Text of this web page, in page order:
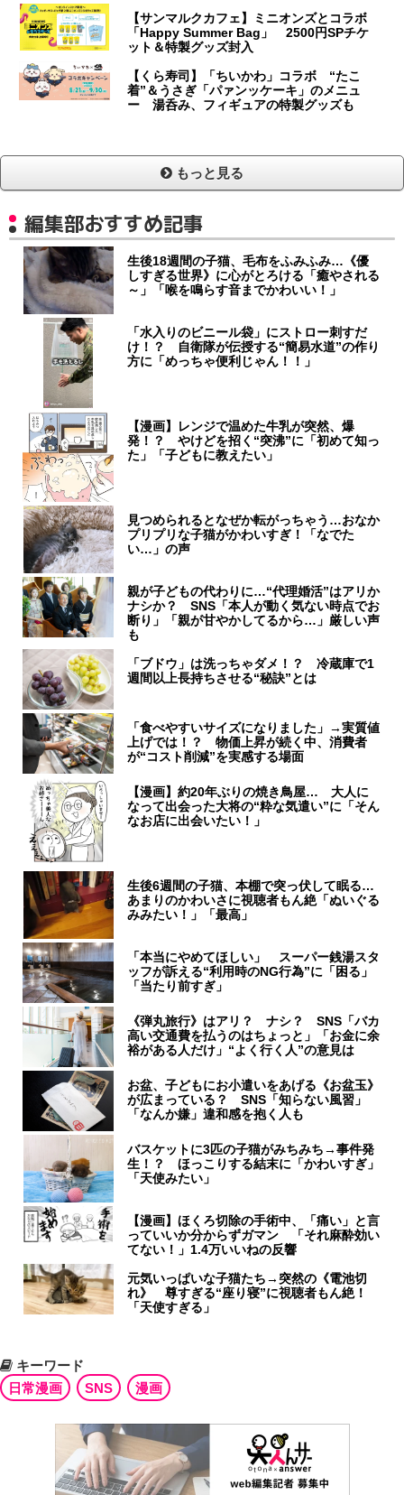
【サンマルクカフェ】ミニオンズとコラボ
「Happy Summer Bag」 2500円SPチケ
ット＆特製グッズ封入
【くら寿司】「ちいかわ」コラボ “たこ
着”＆うさぎ「パァンッケーキ」のメニュ
ー 湯呑み、フィギュアの特製グッズも
もっと見る
編集部おすすめ記事
生後18週間の子猫、毛布をふみふみ…《優
しすぎる世界》に心がとろける「癒やされる
～」「喉を鳴らす音までかわいい！」
「水入りのビニール袋」にストロー刺すだ
け！？ 自衛隊が伝授する“簡易水道”の作り
方に「めっちゃ便利じゃん！！」
【漫画】レンジで温めた牛乳が突然、爆
発！？ やけどを招く“突沸”に「初めて知っ
た」「子どもに教えたい」
見つめられるとなぜか転がっちゃう…おなか
プリプリな子猫がかわいすぎ！「なでた
い…」の声
親が子どもの代わりに…“代理婚活”はアリか
ナシか？ SNS「本人が動く気ない時点でお
断り」「親が甘やかしてるから…」厳しい声
も
「ブドウ」は洗っちゃダメ！？ 冷蔵庫で1
週間以上長持ちさせる“秘訣”とは
「食べやすいサイズになりました」→実質値
上げでは！？ 物価上昇が続く中、消費者
が“コスト削減”を実感する場面
【漫画】約20年ぶりの焼き鳥屋… 大人に
なって出会った大将の“粋な気遣い”に「そん
なお店に出会いたい！」
生後6週間の子猫、本棚で突っ伏して眠る…
あまりのかわいさに視聴者もん絶「ぬいぐる
みみたい！」「最高」
「本当にやめてほしい」 スーパー銭湯スタ
ッフが訴える“利用時のNG行為”に「困る」
「当たり前すぎ」
《弾丸旅行》はアリ？ ナシ？ SNS「バカ
高い交通費を払うのはちょっと」「お金に余
裕がある人だけ」“よく行く人”の意見は
お盆、子どもにお小遣いをあげる《お盆玉》
が広まっている？ SNS「知らない風習」
「なんか嫌」違和感を抱く人も
バスケットに3匹の子猫がみちみち→事件発
生！？ ほっこりする結末に「かわいすぎ」
「天使みたい」
【漫画】ほくろ切除の手術中、「痛い」と言
っていいか分からずガマン 「それ麻酔効い
てない！」1.4万いいねの反響
元気いっぱいな子猫たち→突然の《電池切
れ》 尊すぎる“座り寝”に視聴者もん絶！
「天使すぎる」
キーワード
日常漫画
SNS 漫画